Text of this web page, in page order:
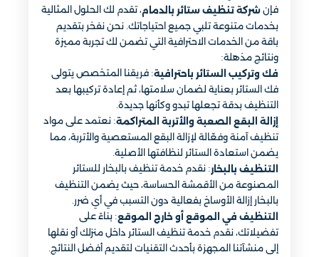
فإن شركة تنظيف ستائر بالدمام، تقدم لك الحلول المثالية
بخدمات متنوعة تلبي جميع احتياجاتك. نحن نفخر بتقديم
باقة من الخدمات الاحترافية التي تضمن لك تجربة مميزة
ونتائج مذهلة:
فك وتركيب الستائر باحترافية: فريقنا المتخصص يتولى
فك الستائر بعناية لضمان سلامتها، ثم إعادة تركيبها بعد
التنظيف بدقة تجعلها تبدو وكأنها جديدة.
إزالة البقع الصعبة والأتربة المتراكمة: نعتمد على مواد
تنظيف آمنة وفعّالة لإزالة البقع المستعصية والأتربة، مما
يضمن استعادة الستائر لنظافتها الأصلية.
التنظيف بالبخار: نقدم خدمة تنظيف بالبخار للستائر
المصنوعة من الأقمشة الحساسة، حيث يضمن التنظيف
بالبخار إزالة الأوساخ بفعالية دون التسبب في أي ضرر.
التنظيف في الموقع أو خارج الموقع: بناءً على
تفضيلاتك، نقدم خدمة تنظيف الستائر داخل منزلك أو نقلها
إلى منشآتنا المجهزة بأحدث التقنيات لتقديم أفضل النتائج.